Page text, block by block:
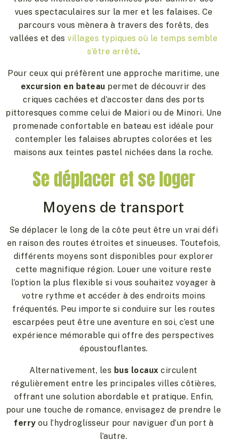
vues spectaculaires sur la mer et les falaises. Ce
parcours vous mènera à travers des forêts, des
vallées et desvillages typiques où le temps semble
s’être arrêté.
Pour ceux qui préfèrent une approche maritime, une
excursion en bateau permet de découvrir des
criques cachées et d’accoster dans des ports
pittoresques comme celui de Maiori ou de Minori. Une
promenade confortable en bateau est idéale pour
contempler les falaises abruptes colorées et les
maisons aux teintes pastel nichées dans la roche.
Se déplacer et se loger
Moyens de transport
Se déplacer le long de la côte peut être un vrai défi
en raison des routes étroites et sinueuses. Toutefois,
différents moyens sont disponibles pour explorer
cette magnifique région. Louer une voiture reste
l’option la plus flexible si vous souhaitez voyager à
votre rythme et accéder à des endroits moins
fréquentés. Peu importe si conduire sur les routes
escarpées peut être une aventure en soi, c’est une
expérience mémorable qui offre des perspectives
époustouflantes.
Alternativement, les bus locaux circulent
régulièrement entre les principales villes côtières,
offrant une solution abordable et pratique. Enfin,
pour une touche de romance, envisagez de prendre le
ferry ou l’hydroglisseur pour naviguer d’un port à
l’autre.